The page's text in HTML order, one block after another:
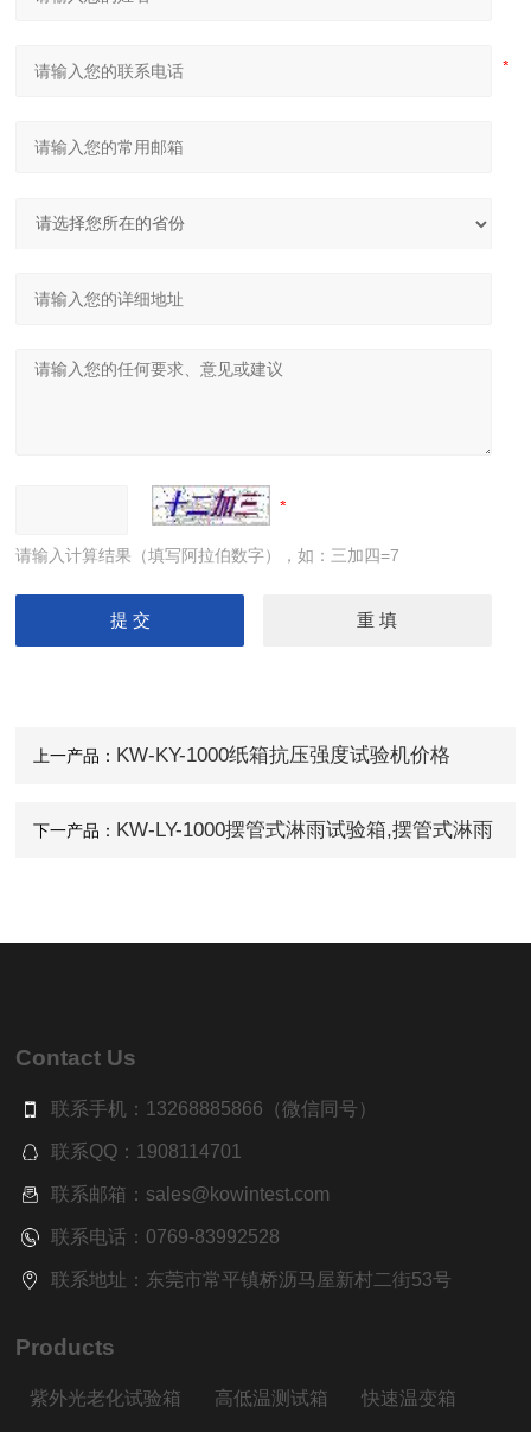
请输入计算结果（填写阿拉伯数字），如：三加四=7
上一产品： KW-KY-1000纸箱抗压强度试验机价格
下一产品： KW-LY-1000摆管式淋雨试验箱,摆管式淋雨
Contact Us
联系手机：13268885866（微信同号）
联系QQ：1908114701
联系邮箱：sales@kowintest.com
联系电话：0769-83992528
联系地址：东莞市常平镇桥沥马屋新村二街53号
Products
紫外光老化试验箱 高低温测试箱 快速温变箱